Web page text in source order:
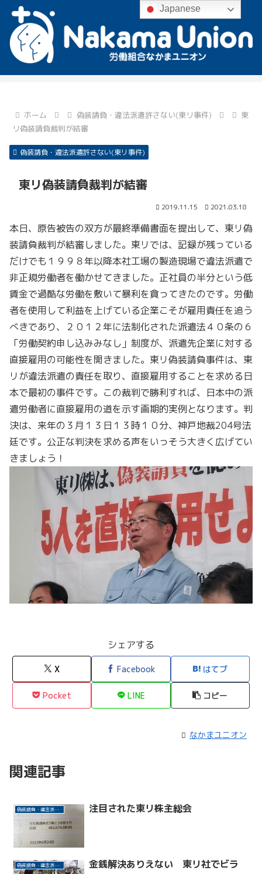
ホーム 偽装請負・違法派遣許さない(東リ事件)
東
リ偽装請負裁判が結審
偽装請負・違法派遣許さない(東リ事件)
東リ偽装請負裁判が結審
2019.11.15 2021.03.18
本日、原告被告の双方が最終準備書面を提出して、東リ偽
装請負裁判が結審しました。東リでは、記録が残っている
だけでも１９９８年以降本社工場の製造現場で違法派遣で
非正規労働者を働かせてきました。正社員の半分という低
賃金で過酷な労働を敷いて暴利を貪ってきたのです。労働
者を使用して利益を上げている企業こそが雇用責任を追う
べきであり、２０１２年に法制化された派遣法４０条の６
「労働契約申し込みみなし」制度が、派遣先企業に対する
直接雇用の可能性を開きました。東リ偽装請負事件は、東
リが違法派遣の責任を取り、直接雇用することを求める日
本で最初の事件です。この裁判で勝利すれば、日本中の派
遣労働者に直接雇用の道を示す画期的実例となります。判
決は、来年の３月１３日１３時１０分、神戸地裁204号法
廷です。公正な判決を求める声をいっそう大きく広げてい
きましょう！
シェアする
X Facebook はてブ
Pocket LINE コピー
なかまユニオン
関連記事
偽装請負・違法派遣許さない(東リ事件) 注目された東リ株主総会
偽装請負・違法派遣許さない(東リ事件) 金銭解決ありえない 東リ社でビラ
Japanese